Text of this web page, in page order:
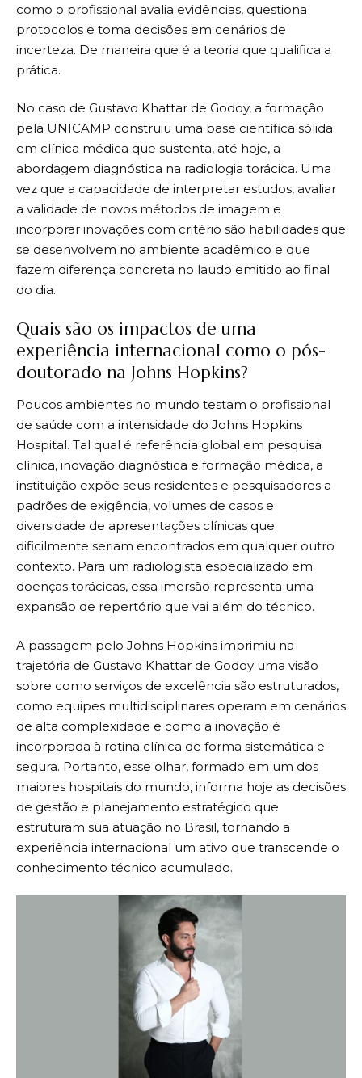
como o profissional avalia evidências, questiona
protocolos e toma decisões em cenários de
incerteza. De maneira que é a teoria que qualifica a
prática.
No caso de Gustavo Khattar de Godoy, a formação
pela UNICAMP construiu uma base científica sólida
em clínica médica que sustenta, até hoje, a
abordagem diagnóstica na radiologia torácica. Uma
vez que a capacidade de interpretar estudos, avaliar
a validade de novos métodos de imagem e
incorporar inovações com critério são habilidades que
se desenvolvem no ambiente acadêmico e que
fazem diferença concreta no laudo emitido ao final
do dia.
Quais são os impactos de uma
experiência internacional como o pós-
doutorado na Johns Hopkins?
Poucos ambientes no mundo testam o profissional
de saúde com a intensidade do Johns Hopkins
Hospital. Tal qual é referência global em pesquisa
clínica, inovação diagnóstica e formação médica, a
instituição expõe seus residentes e pesquisadores a
padrões de exigência, volumes de casos e
diversidade de apresentações clínicas que
dificilmente seriam encontrados em qualquer outro
contexto. Para um radiologista especializado em
doenças torácicas, essa imersão representa uma
expansão de repertório que vai além do técnico.
A passagem pelo Johns Hopkins imprimiu na
trajetória de Gustavo Khattar de Godoy uma visão
sobre como serviços de excelência são estruturados,
como equipes multidisciplinares operam em cenários
de alta complexidade e como a inovação é
incorporada à rotina clínica de forma sistemática e
segura. Portanto, esse olhar, formado em um dos
maiores hospitais do mundo, informa hoje as decisões
de gestão e planejamento estratégico que
estruturam sua atuação no Brasil, tornando a
experiência internacional um ativo que transcende o
conhecimento técnico acumulado.